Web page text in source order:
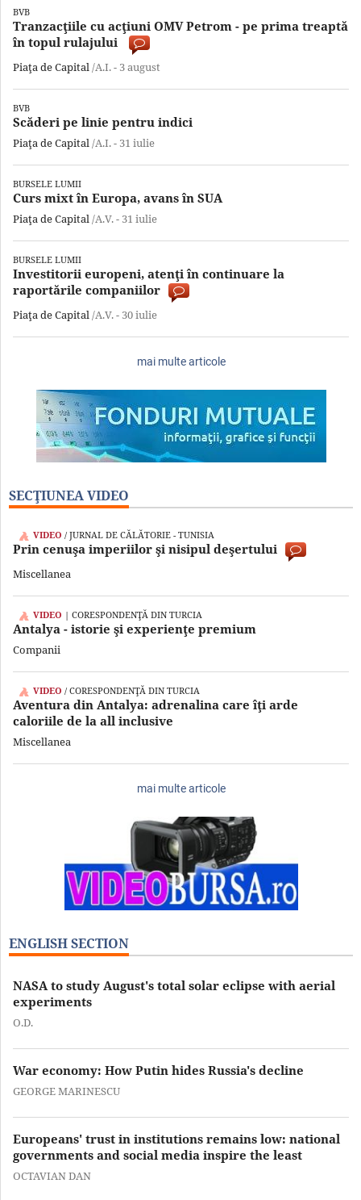
BVB
Tranzacţiile cu acţiuni OMV Petrom - pe prima treaptă
în topul rulajului
Piaţa de Capital/A.I. - 3 august
BVB
Scăderi pe linie pentru indici
Piaţa de Capital/A.I. - 31 iulie
BURSELE LUMII
Curs mixt în Europa, avans în SUA
Piaţa de Capital/A.V. - 31 iulie
BURSELE LUMII
Investitorii europeni, atenţi în continuare la
raportările companiilor
Piaţa de Capital/A.V. - 30 iulie
mai multe articole
SECŢIUNEA VIDEO
VIDEO / JURNAL DE CĂLĂTORIE - TUNISIA
Prin cenuşa imperiilor şi nisipul deşertului
Miscellanea
VIDEO | CORESPONDENŢĂ DIN TURCIA
Antalya - istorie şi experienţe premium
Companii
VIDEO / CORESPONDENŢĂ DIN TURCIA
Aventura din Antalya: adrenalina care îţi arde
caloriile de la all inclusive
Miscellanea
mai multe articole
ENGLISH SECTION
NASA to study August's total solar eclipse with aerial
experiments
O.D.
War economy: How Putin hides Russia's decline
GEORGE MARINESCU
Europeans' trust in institutions remains low: national
governments and social media inspire the least
OCTAVIAN DAN